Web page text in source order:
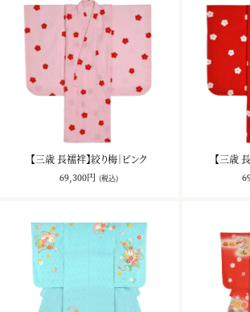
【三歳 長襦袢】絞り梅｜ピンク
69,300円 (税込)
【三歳